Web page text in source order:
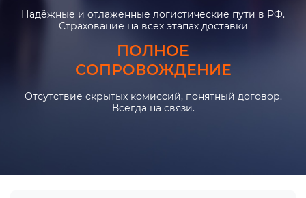
Надёжные и отлаженные логистические пути в РФ.
Страхование на всех этапах доставки
ПОЛНОЕ
СОПРОВОЖДЕНИЕ
Отсутствие скрытых комиссий, понятный договор.
Всегда на связи.